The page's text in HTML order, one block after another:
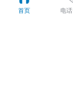
2026
首页 电